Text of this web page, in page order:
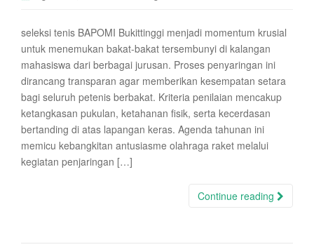
seleksi tenis BAPOMI Bukittinggi menjadi momentum krusial
untuk menemukan bakat-bakat tersembunyi di kalangan
mahasiswa dari berbagai jurusan. Proses penyaringan ini
dirancang transparan agar memberikan kesempatan setara
bagi seluruh petenis berbakat. Kriteria penilaian mencakup
ketangkasan pukulan, ketahanan fisik, serta kecerdasan
bertanding di atas lapangan keras. Agenda tahunan ini
memicu kebangkitan antusiasme olahraga raket melalui
kegiatan penjaringan […]
Continue reading